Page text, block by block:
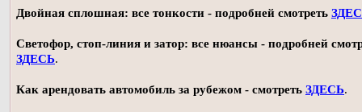
Двойная сплошная: все тонкости - подробней смотреть
Светофор, стоп-линия и затор: все нюансы - подробней
ЗДЕСЬ.
Как арендовать автомобиль за рубежом - смотреть ЗДЕСЬ.